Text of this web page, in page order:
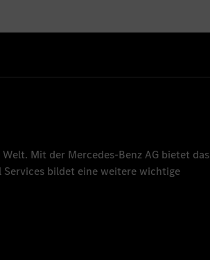
Mit der Mercedes-Benz AG bietet das
Services bildet eine weitere wichtige